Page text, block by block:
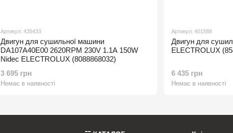
Артикул: 435433
Двигун для сушильної машини
DA107A40E00 2620RPM 230V 1.1A 150W
Nidec ELECTROLUX (8088868032)
3 695 грн
Немає в наявності
Артикул: 401588
Двигун для
ELECTROLUX
6 435 грн
Немає в наявності